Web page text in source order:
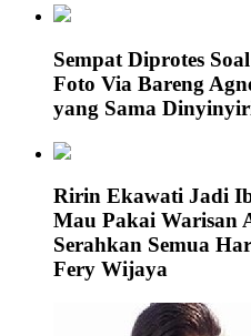
Sempat Diprotes
Foto Via Bareng
yang Sama
Ririn Ekawati Jadi
Mau Pakai Warisan
Serahkan Semua
Fery Wijaya